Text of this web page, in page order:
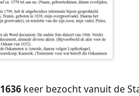
1636 keer bezocht vanuit de